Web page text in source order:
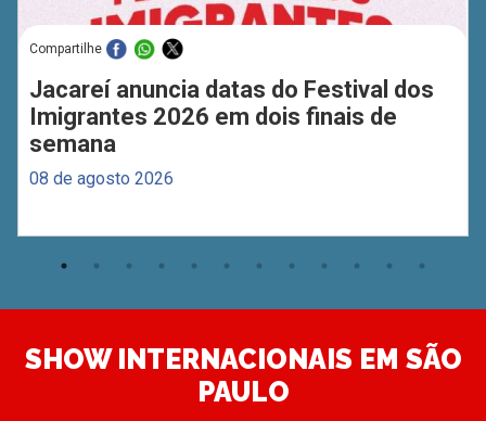
Compartilhe
Jacareí anuncia datas do Festival dos
Imigrantes 2026 em dois finais de
semana
08 de agosto 2026
SHOW INTERNACIONAIS EM SÃO
PAULO